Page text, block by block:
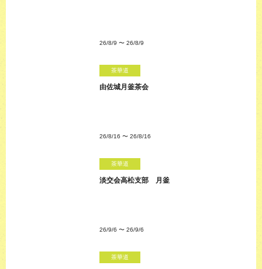
26/8/9 〜 26/8/9
茶華道
由佐城月釜茶会
26/8/16 〜 26/8/16
茶華道
淡交会高松支部 月釜
26/9/6 〜 26/9/6
茶華道